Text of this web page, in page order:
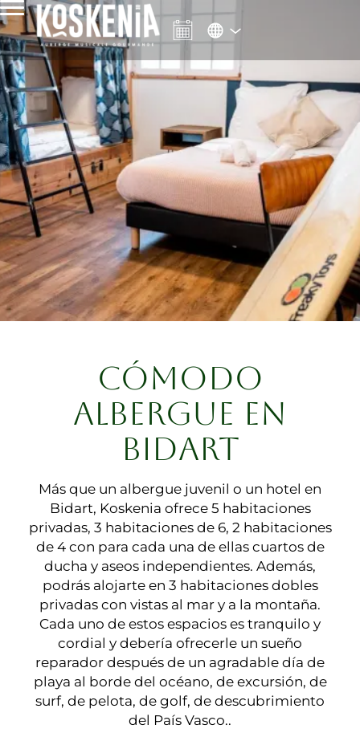
CÓMODO
ALBERGUE EN
BIDART
Más que un albergue juvenil o un hotel en
Bidart, Koskenia ofrece 5 habitaciones
privadas, 3 habitaciones de 6, 2 habitaciones
de 4 con para cada una de ellas cuartos de
ducha y aseos independientes. Además,
podrás alojarte en 3 habitaciones dobles
privadas con vistas al mar y a la montaña.
Cada uno de estos espacios es tranquilo y
cordial y debería ofrecerle un sueño
reparador después de un agradable día de
playa al borde del océano, de excursión, de
surf, de pelota, de golf, de descubrimiento
del País Vasco..